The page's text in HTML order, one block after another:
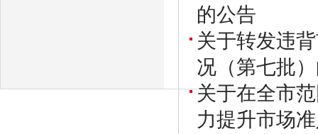
的公告
关于转发违
况（第七批
关于在全市
力提升市场